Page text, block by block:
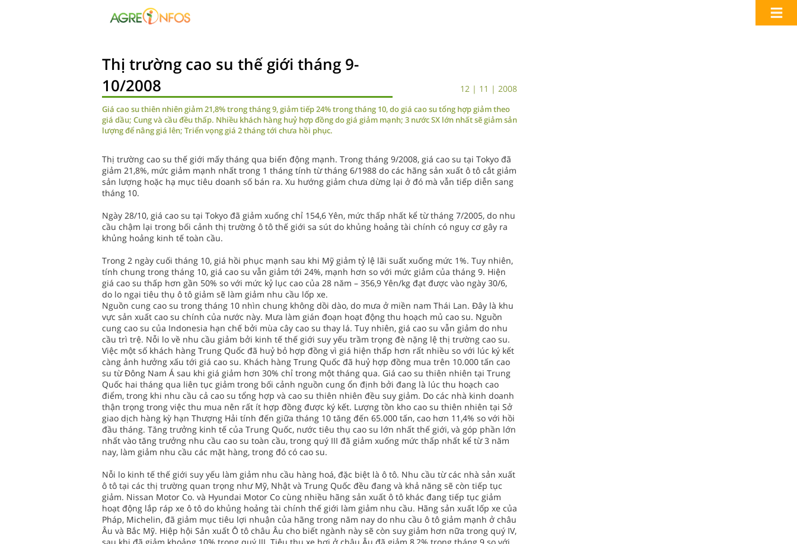
Thị trường cao su thế giới tháng 9-
10/2008
12 | 11 | 2008
Giá cao su thiên nhiên giảm 21,8% trong tháng 9, giảm tiếp 24% trong tháng 10, do giá cao su tổng hợp giảm theo
giá dầu; Cung và cầu đều thấp. Nhiều khách hàng huỷ hợp đồng do giá giảm mạnh; 3 nước SX lớn nhất sẽ giảm sản
lượng để nâng giá lên; Triển vọng giá 2 tháng tới chưa hồi phục.
Thị trường cao su thế giới mấy tháng qua biến động mạnh. Trong tháng 9/2008, giá cao su tại Tokyo đã
giảm 21,8%, mức giảm mạnh nhất trong 1 tháng tính từ tháng 6/1988 do các hãng sản xuất ô tô cắt giảm
sản lượng hoặc hạ mục tiêu doanh số bán ra. Xu hướng giảm chưa dừng lại ở đó mà vẫn tiếp diễn sang
tháng 10.
Ngày 28/10, giá cao su tại Tokyo đã giảm xuống chỉ 154,6 Yên, mức thấp nhất kể từ tháng 7/2005, do nhu
cầu chậm lại trong bối cảnh thị trường ô tô thế giới sa sút do khủng hoảng tài chính có nguy cơ gây ra
khủng hoảng kinh tế toàn cầu.
Trong 2 ngày cuối tháng 10, giá hồi phục mạnh sau khi Mỹ giảm tỷ lệ lãi suất xuống mức 1%. Tuy nhiên,
tính chung trong tháng 10, giá cao su vẫn giảm tới 24%, mạnh hơn so với mức giảm của tháng 9. Hiện
giá cao su thấp hơn gần 50% so với mức kỷ lục cao của 28 năm – 356,9 Yên/kg đạt được vào ngày 30/6,
do lo ngại tiêu thụ ô tô giảm sẽ làm giảm nhu cầu lốp xe.
Nguồn cung cao su trong tháng 10 nhìn chung không dồi dào, do mưa ở miền nam Thái Lan. Đây là khu
vực sản xuất cao su chính của nước này. Mưa làm gián đoạn hoạt động thu hoạch mủ cao su. Nguồn
cung cao su của Indonesia hạn chế bởi mùa cây cao su thay lá. Tuy nhiên, giá cao su vẫn giảm do nhu
cầu trì trệ. Nỗi lo về nhu cầu giảm bởi kinh tế thế giới suy yếu trầm trọng đè nặng lệ thị trường cao su.
Việc một số khách hàng Trung Quốc đã huỷ bỏ hợp đồng vì giá hiện thấp hơn rất nhiều so với lúc ký kết
càng ảnh hưởng xấu tới giá cao su. Khách hàng Trung Quốc đã huỷ hợp đồng mua trên 10.000 tấn cao
su từ Đông Nam Á sau khi giá giảm hơn 30% chỉ trong một tháng qua. Giá cao su thiên nhiên tại Trung
Quốc hai tháng qua liên tục giảm trong bối cảnh nguồn cung ổn định bởi đang là lúc thu hoạch cao
điểm, trong khi nhu cầu cả cao su tổng hợp và cao su thiên nhiên đều suy giảm. Do các nhà kinh doanh
thận trọng trong việc thu mua nên rất ít hợp đồng được ký kết. Lượng tồn kho cao su thiên nhiên tại Sở
giao dịch hàng kỳ hạn Thượng Hải tính đến giữa tháng 10 tăng đến 65.000 tấn, cao hơn 11,4% so với hồi
đầu tháng. Tăng trưởng kinh tế của Trung Quốc, nước tiêu thụ cao su lớn nhất thế giới, và góp phần lớn
nhất vào tăng trưởng nhu cầu cao su toàn cầu, trong quý III đã giảm xuống mức thấp nhất kể từ 3 năm
nay, làm giảm nhu cầu các mặt hàng, trong đó có cao su.
Nỗi lo kinh tế thế giới suy yếu làm giảm nhu cầu hàng hoá, đặc biệt là ô tô. Nhu cầu từ các nhà sản xuất
ô tô tại các thị trường quan trọng như Mỹ, Nhật và Trung Quốc đều đang và khả năng sẽ còn tiếp tục
giảm. Nissan Motor Co. và Hyundai Motor Co cùng nhiều hãng sản xuất ô tô khác đang tiếp tục giảm
hoạt động lắp ráp xe ô tô do khủng hoảng tài chính thế giới làm giảm nhu cầu. Hãng sản xuất lốp xe của
Pháp, Michelin, đã giảm mục tiêu lợi nhuận của hãng trong năm nay do nhu cầu ô tô giảm mạnh ở châu
Âu và Bắc Mỹ. Hiệp hội Sản xuất Ô tô châu Âu cho biết ngành này sẽ còn suy giảm hơn nữa trong quý IV,